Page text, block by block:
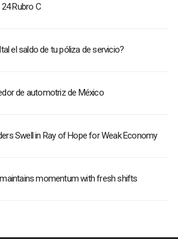
Rubro C
el saldo de tu póliza de servicio?
de automotriz de México
Swell in Ray of Hope for Weak Economy
maintains momentum with fresh shifts